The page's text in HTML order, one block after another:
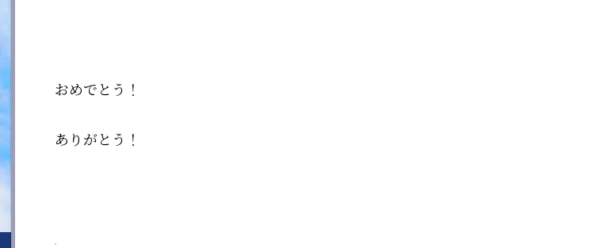
おめでとう！
ありがとう！